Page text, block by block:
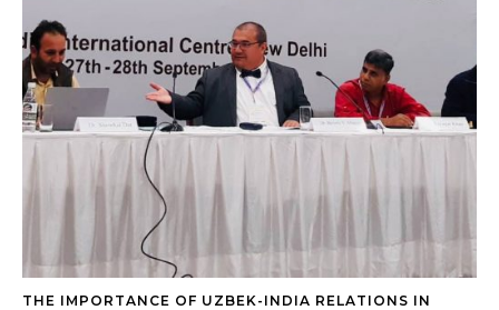
THE IMPORTANCE OF UZBEK-INDIA RELATIONS IN